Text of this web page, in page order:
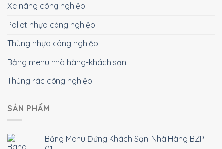
Xe nâng công nghiệp
Pallet nhựa công nghiệp
Thùng nhựa công nghiệp
Bảng menu nhà hàng-khách sạn
Thùng rác công nghiệp
SẢN PHẨM
Bảng Menu Đứng Khách Sạn-Nhà Hàng BZP-